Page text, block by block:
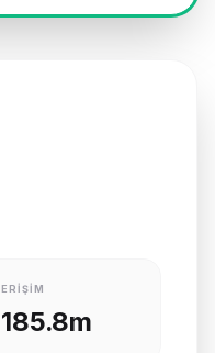
ERIŞIM
185.8m